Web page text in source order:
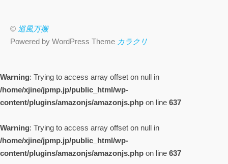
© 巡風万搬
Powered by WordPress Theme カラクリ
Warning: Trying to access array offset on null in
/home/xjine/jpmp.jp/public_html/wp-
content/plugins/amazonjs/amazonjs.php on line 637
Warning: Trying to access array offset on null in
/home/xjine/jpmp.jp/public_html/wp-
content/plugins/amazonjs/amazonjs.php on line 637